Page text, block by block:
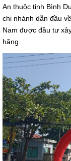
An thuộc tỉnh Bình
chi nhánh dẫn đầu
Nam được đầu tư
hãng.